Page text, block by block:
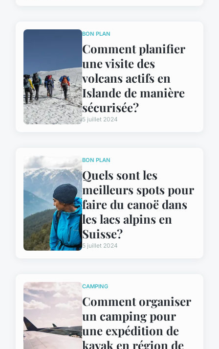
BON PLAN
Comment planifier
une visite des
volcans actifs en
Islande de manière
sécurisée?
5 juillet 2024
BON PLAN
Quels sont les
meilleurs spots pour
faire du canoë dans
les lacs alpins en
Suisse?
5 juillet 2024
CAMPING
Comment organiser
un camping pour
une expédition de
kayak en région de